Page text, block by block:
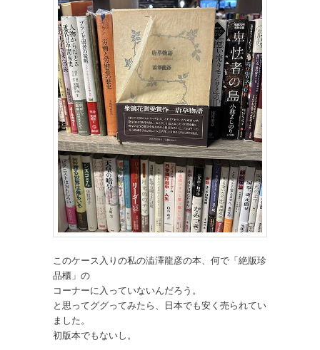
このケース入りの私の澁澤龍彦の本、何で「絶版珍
品櫃」の
コーナーに入っていないんだろう。
と思ってググってみたら、日本でも安く売られてい
ました。
初版本でもないし。